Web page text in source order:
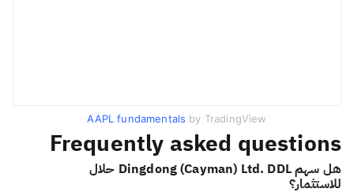
AAPL fundamentals by TradingView
Frequently asked questions
هل سهم Dingdong (Cayman) Ltd. DDL حلال
للاستثمار؟